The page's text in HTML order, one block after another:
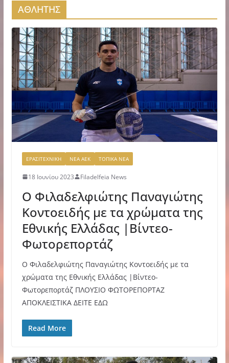
ΑΘΛΗΤΗΣ
ΕΡΑΣΙΤΕΧΝΙΚΗ ΝΕΑ ΑΕΚ ΤΟΠΙΚΑ ΝΕΑ
18 Ιουνίου 2023 Filadelfeia News
O Φιλαδελφιώτης Παναγιώτης
Κοντοειδής με τα χρώματα της
Εθνικής Ελλάδας |Βίντεο-
Φωτορεπορτάζ
O Φιλαδελφιώτης Παναγιώτης Κοντοειδής με τα
χρώματα της Εθνικής Ελλάδας |Βίντεο-
Φωτορεπορτάζ ΠΛΟΥΣΙΟ ΦΩΤΟΡΕΠΟΡΤΑΖ
ΑΠΟΚΛΕΙΣΤΙΚΑ ΔΕΙΤΕ ΕΔΩ
Read More